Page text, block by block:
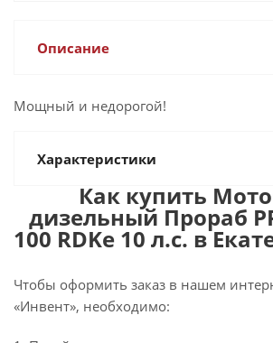
Описание
Мощный и недорогой!
Характеристики
Как купить
дизельный Прораб
100 RDKe 10 л.с. в
Чтобы оформить заказ в нашем
«Инвент», необходимо: